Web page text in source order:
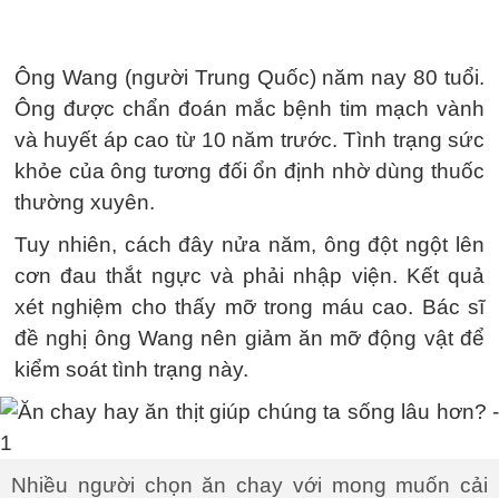
Ông Wang (người Trung Quốc) năm nay 80 tuổi.
Ông được chẩn đoán mắc bệnh tim mạch vành
và huyết áp cao từ 10 năm trước. Tình trạng sức
khỏe của ông tương đối ổn định nhờ dùng thuốc
thường xuyên.
Tuy nhiên, cách đây nửa năm, ông đột ngột lên
cơn đau thắt ngực và phải nhập viện. Kết quả
xét nghiệm cho thấy mỡ trong máu cao. Bác sĩ
đề nghị ông Wang nên giảm ăn mỡ động vật để
kiểm soát tình trạng này.
Nhiều người chọn ăn chay với mong muốn cải